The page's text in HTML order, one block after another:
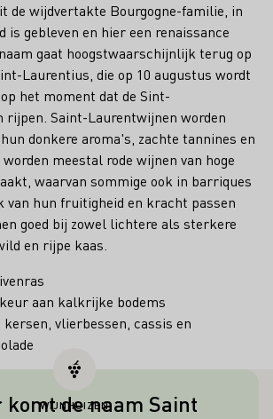
de wijdvertakte Bourgogne-familie, in
is gebleven en hier een renaissance
gaat hoogstwaarschijnlijk terug op
Laurentius, die op 10 augustus wordt
het moment dat de Sint-
rijpen. Saint-Laurentwijnen worden
donkere aroma's, zachte tannines en
meestal rode wijnen van hoge
waarvan sommige ook in barriques
van hun fruitigheid en kracht passen
goed bij zowel lichtere als sterkere
en rijpe kaas.
aan kalkrijke bodems
kersen, vlierbessen, cassis en
komt de naam Saint
WIJNHUIZEN